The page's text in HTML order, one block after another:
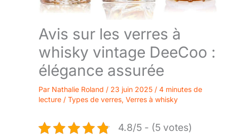
Avis sur les verres à
whisky vintage DeeCoo :
élégance assurée
Par Nathalie Roland / 23 juin 2025 / 4 minutes de
lecture / Types de verres, Verres à whisky
4.8/5 - (5 votes)